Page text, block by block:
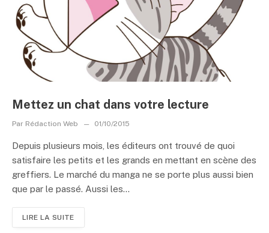
Mettez un chat dans votre lecture
Par Rédaction Web 01/10/2015
Depuis plusieurs mois, les éditeurs ont trouvé de quoi
satisfaire les petits et les grands en mettant en scène des
greffiers. Le marché du manga ne se porte plus aussi bien
que par le passé. Aussi les...
LIRE LA SUITE